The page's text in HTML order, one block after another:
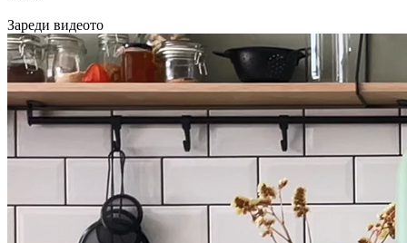
Зареди видеото